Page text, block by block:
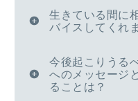
生きている間に
バイスしてくれ
今後起こりうる
へのメッセージ
ることは？